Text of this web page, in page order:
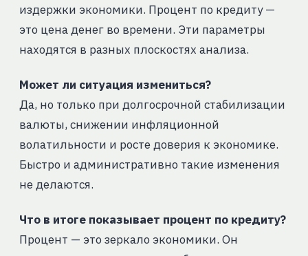
издержки экономики. Процент по кредиту —
это цена денег во времени. Эти параметры
находятся в разных плоскостях анализа.
Может ли ситуация измениться?
Да, но только при долгосрочной стабилизации
валюты, снижении инфляционной
волатильности и росте доверия к экономике.
Быстро и административно такие изменения
не делаются.
Что в итоге показывает процент по кредиту?
Процент — это зеркало экономики. Он